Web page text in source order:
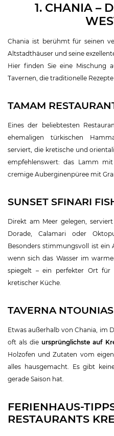
1. CHANIA –
Chania ist berühmt für seinen
Altstadthäuser und seine
Hier finden Sie eine Mischung
Tavernen, die traditionelle
TAMAM
Eines der beliebtesten
ehemaligen türkischen
serviert, die kretische und
empfehlenswert: das Lamm
cremige Auberginenpüree mit
SUNSET SFINARI
Direkt am Meer gelegen,
Dorade, Calamari oder
Besonders stimmungsvoll ist ein
wenn sich das Wasser im
spiegelt – ein perfekter Ort für
kretischer Küche.
TAVERNA
Etwas außerhalb von Chania, im
oft als die ursprünglichste auf
Holzofen und Zutaten vom
alles hausgemacht. Es gibt
gerade Saison hat.
FERIENHAUS-
RESTAURANTS